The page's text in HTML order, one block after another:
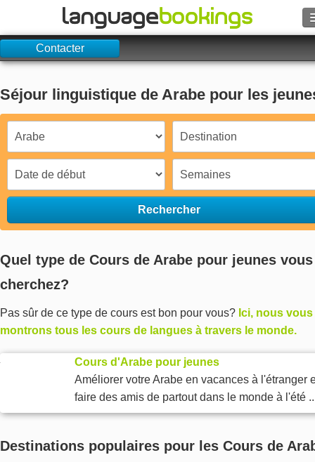
PARCOURIR
Se connecter
Aide
Monnaie €
Langue
Contacter
Séjour linguistique de Arabe pour les
Rechercher
Quel type de Cours de Arabe pour jeunes vous
cherchez?
Pas sûr de ce type de cours est bon pour vous? Ici, nous vous
montrons tous les cours de langues à travers le monde.
Cours d'Arabe pour jeunes
Améliorer votre Arabe en vacances à l'étranger
faire des amis de partout dans le monde à l'été
Destinations populaires pour les Cours de